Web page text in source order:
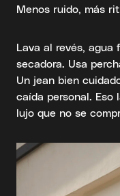
Menos ruido, más
Lava al revés, agua
secadora. Usa
Un jean bien
caída personal. Eso
lujo que no se